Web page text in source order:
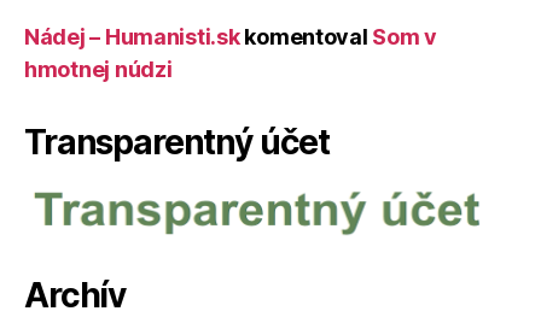
Nádej – Humanisti.skkomentoval Som v
hmotnej núdzi
Transparentný účet
Archív